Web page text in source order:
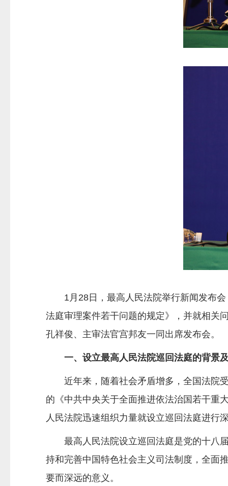
1月28日，最高人民法院举行新闻发布
法庭审理案件若干问题的规定》，并就相关
孔祥俊、主审法官宫邦友一同出席发布会。
一、设立最高人民法院巡回法庭的背景
近年来，随着社会矛盾增多，全国法院
的《中共中央关于全面推进依法治国若干重
人民法院迅速组织力量就设立巡回法庭进行
最高人民法院设立巡回法庭是党的十八
持和完善中国特色社会主义司法制度，全面
要而深远的意义。